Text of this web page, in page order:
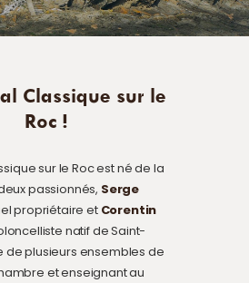
Classique sur le
Roc !
sur le Roc est né de la
passionnés, Serge
propriétaire et Corentin
natif de Saint-
de plusieurs ensembles de
et enseignant au